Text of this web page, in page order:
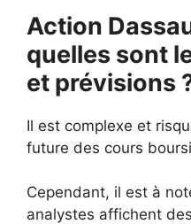
Action
quelles sont
et prévisions
Il est complexe et
future des cours
Cependant, il est à
analystes affichent